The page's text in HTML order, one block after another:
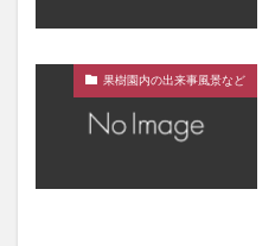
果樹園内の出来事風景など